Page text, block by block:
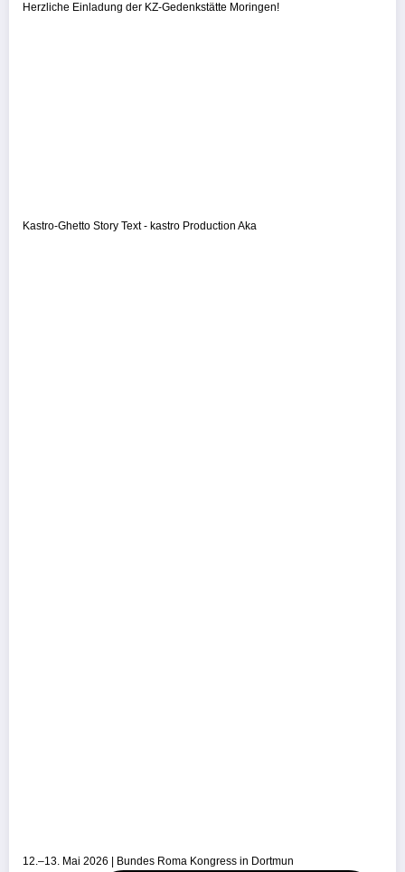
Herzliche Einladung der KZ-Gedenkstätte Moringen!
Kastro-Ghetto Story Text - kastro Production Aka
12.–13. Mai 2026 | Bundes Roma Kongress in Dortmun